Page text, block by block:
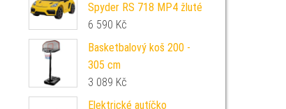
Spyder RS 718 MP4 žluté
6 590 Kč
Basketbalový koš 200 -
305 cm
3 089 Kč
Elektrické autíčko